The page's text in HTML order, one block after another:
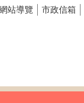
站導覽 市政信箱